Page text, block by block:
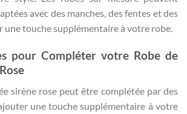
avec des manches, des fentes et des
touche supplémentaire à votre robe.
pour Compléter votre Robe de
sirène rose peut être complétée par des
une touche supplémentaire à votre